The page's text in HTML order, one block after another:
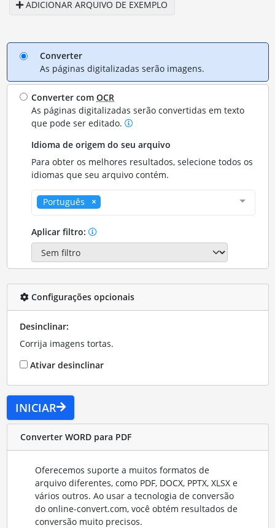
ADICIONAR ARQUIVO DE EXEMPLO
Converter
As páginas digitalizadas serão imagens.
Converter comOCR
As páginas digitalizadas serão convertidas em texto
que pode ser editado.
Idioma de origem do seu arquivo
Para obter os melhores resultados, selecione todos os
idiomas que seu arquivo contém.
Português
Aplicar filtro:
Configurações opcionais
Desinclinar:
Corrija imagens tortas.
Ativar desinclinar
INICIAR
Converter WORD para PDF
Oferecemos suporte a muitos formatos de
arquivo diferentes, como PDF, DOCX, PPTX, XLSX e
vários outros. Ao usar a tecnologia de conversão
do online-convert.com, você obtém resultados de
conversão muito precisos.